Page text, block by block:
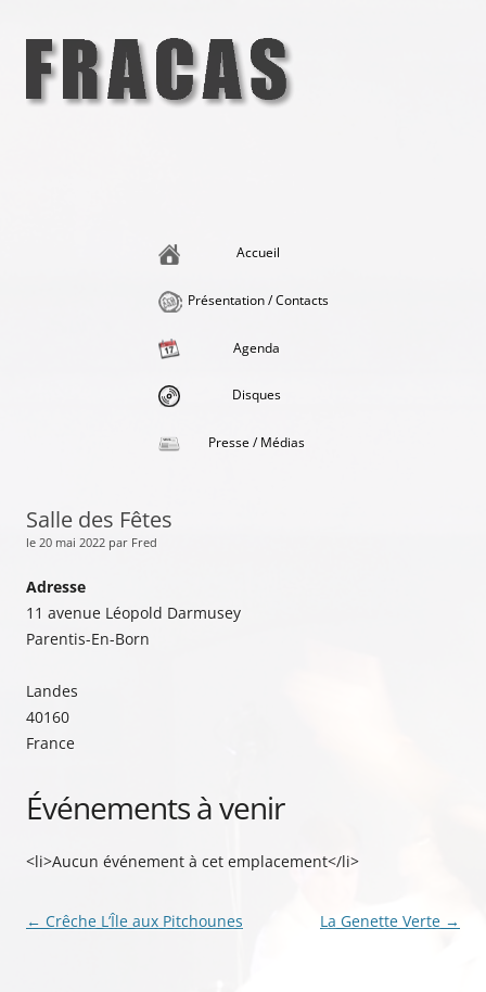
contenu
Accueil
Présentation / Contacts
Agenda
Disques
Presse / Médias
Salle des Fêtes
le 20 mai 2022 par Fred
Adresse
11 avenue Léopold Darmusey
Parentis-En-Born
Landes
40160
France
Événements à venir
<li>Aucun événement à cet emplacement</li>
Navigation
← Crêche L’Île aux Pitchounes La Genette Verte →